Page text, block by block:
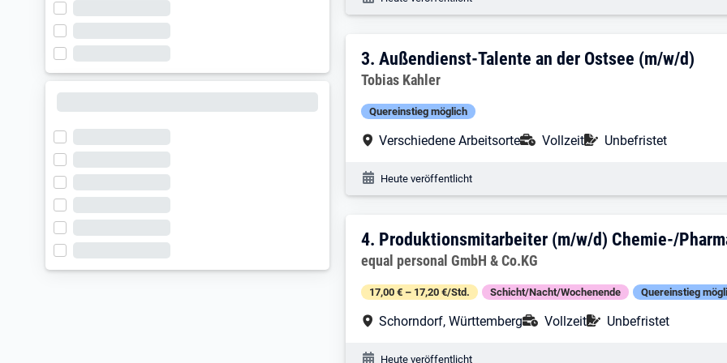
3. Ergebnis: Außendienst-Talente an der
3.Außendienst-Talente an der Ostsee (m/w/d)
Arbeitgeber:
Tobias Kahler
Quereinstieg möglich
Arbeitsort:
Verschiedene Arbeitsorte Anstellungsart:
Vollzeit Befristung:
Unbefristet
Veröffentlichungsdatum:
Heute veröffentlicht
4. Ergebnis: Produktionsmitarbeiter (m/
4. Produktionsmitarbeiter (m/w/d) Chemie-/
Arbeitgeber:
equal personal GmbH & Co.KG
17,00 € – 17,20 €/Std. Schicht/Nacht/Wochenende Quereinstieg
Arbeitsort:
Schorndorf, Württemberg Anstellungsart:
Vollzeit Befristung:
Unbefristet
Veröffentlichungsdatum:
Heute veröffentlicht